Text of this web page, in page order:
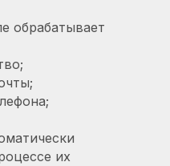
обрабатывает
их